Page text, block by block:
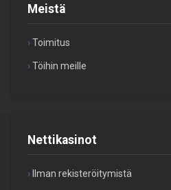
Meistä
Toimitus
Töihin meille
Nettikasinot
Ilman rekisteröitymistä